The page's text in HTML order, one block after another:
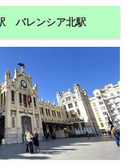
バレンシア北駅